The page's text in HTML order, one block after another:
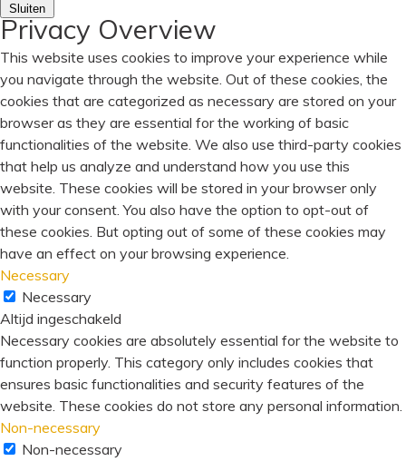
Sluiten
Privacy Overview
This website uses cookies to improve your experience while
you navigate through the website. Out of these cookies, the
cookies that are categorized as necessary are stored on your
browser as they are essential for the working of basic
functionalities of the website. We also use third-party cookies
that help us analyze and understand how you use this
website. These cookies will be stored in your browser only
with your consent. You also have the option to opt-out of
these cookies. But opting out of some of these cookies may
have an effect on your browsing experience.
Necessary
Necessary
Altijd ingeschakeld
Necessary cookies are absolutely essential for the website to
function properly. This category only includes cookies that
ensures basic functionalities and security features of the
website. These cookies do not store any personal information.
Non-necessary
Non-necessary